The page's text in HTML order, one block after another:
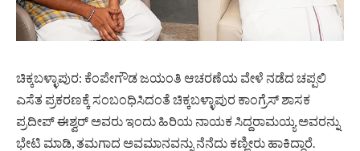
ಚಿಕ್ಕಬಳ್ಳಾಪುರ: ಕೆಂಪೇಗೌಡ ಜಯಂತಿ ಆಚರಣೆಯ ವೇಳೆ ನಡೆದ ಚಪ್ಪಲಿ
ಎಸೆತ ಪ್ರಕರಣಕ್ಕೆ ಸಂಬಂಧಿಸಿದಂತೆ ಚಿಕ್ಕಬಳ್ಳಾಪುರ ಕಾಂಗ್ರೆಸ್ ಶಾಸಕ
ಪ್ರದೀಪ್ ಈಶ್ವರ್ ಅವರು ಇಂದು ಹಿರಿಯ ನಾಯಕ ಸಿದ್ದರಾಮಯ್ಯ ಅವರನ್ನು
ಭೇಟಿ ಮಾಡಿ, ತಮಗಾದ ಅವಮಾನವನ್ನು ನೆನೆದು ಕಣ್ಣೀರು ಹಾಕಿದ್ದಾರೆ.